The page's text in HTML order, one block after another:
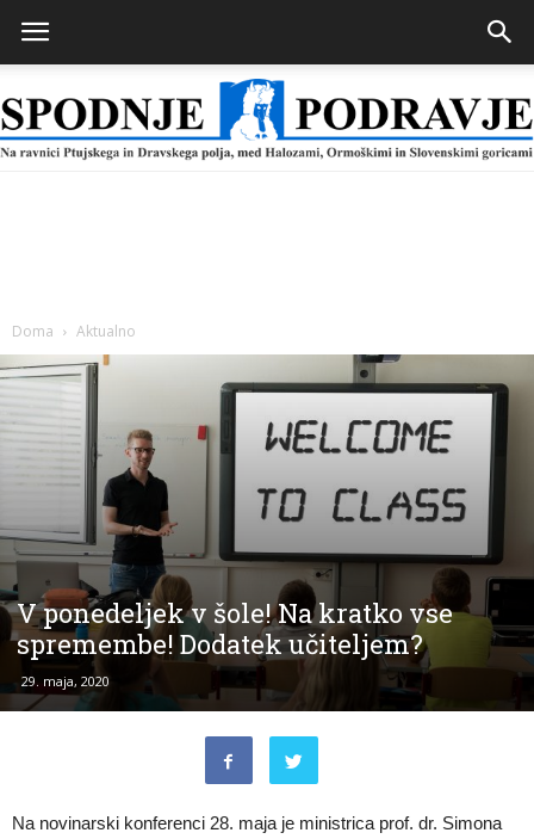
Doma Aktualno
V ponedeljek v šole! Na kratko vse
spremembe! Dodatek učiteljem?
29. maja, 2020
Na novinarski konferenci 28. maja je ministrica prof. dr. Simona